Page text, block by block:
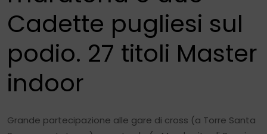
Cadette pugliesi sul
podio. 27 titoli Master
indoor
Grande partecipazione alle gare di cross (a Torre Santa